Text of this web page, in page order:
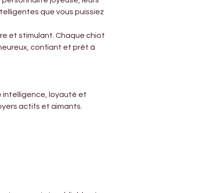
que vous puissiez
et stimulant. Chaque chiot
confiant et prêt à
intelligence, loyauté et
actifs et aimants.